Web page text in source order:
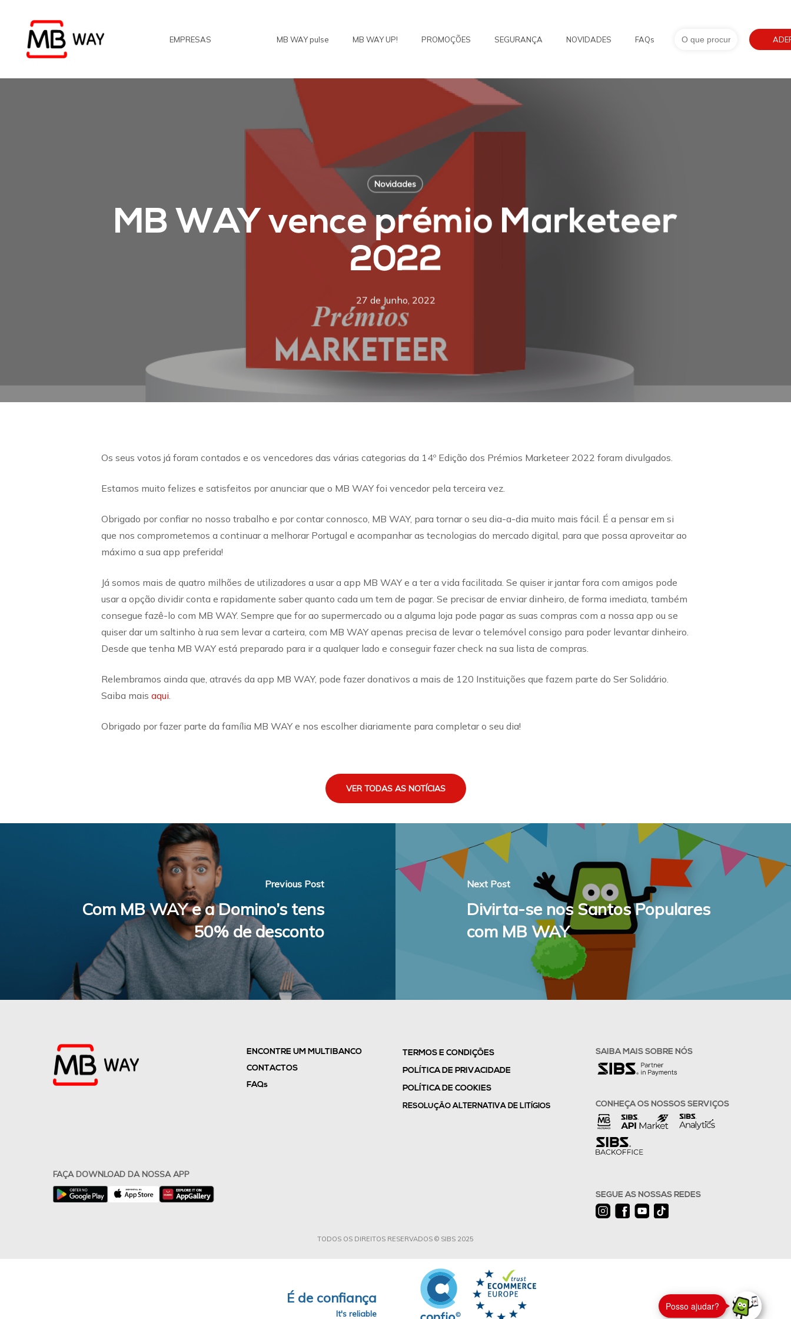
Fale connosco
Posso ajudar?
content
EMPRESAS MB WAY pulse MB WAY UP! PROMOÇÕES SEGURANÇA NOVIDADES FAQs
Novidades
MB WAY vence prémio Marketeer
2022
27 de Junho, 2022
Os seus votos já foram contados e os vencedores das várias categorias da 14º Edição dos Prémios Marketeer 2022 foram divulgados.
Estamos muito felizes e satisfeitos por anunciar que o MB WAY foi vencedor pela terceira vez.
Obrigado por confiar no nosso trabalho e por contar connosco, MB WAY, para tornar o seu dia-a-dia muito mais fácil. É a pensar em si
que nos comprometemos a continuar a melhorar Portugal e acompanhar as tecnologias do mercado digital, para que possa aproveitar ao
máximo a sua app preferida!
Já somos mais de quatro milhões de utilizadores a usar a app MB WAY e a ter a vida facilitada. Se quiser ir jantar fora com amigos pode
usar a opção dividir conta e rapidamente saber quanto cada um tem de pagar. Se precisar de enviar dinheiro, de forma imediata, também
consegue fazê-lo com MB WAY. Sempre que for ao supermercado ou a alguma loja pode pagar as suas compras com a nossa app ou se
quiser dar um saltinho à rua sem levar a carteira, com MB WAY apenas precisa de levar o telemóvel consigo para poder levantar dinheiro.
Desde que tenha MB WAY está preparado para ir a qualquer lado e conseguir fazer check na sua lista de compras.
Relembramos ainda que, através da app MB WAY, pode fazer donativos a mais de 120 Instituições que fazem parte do Ser Solidário.
Saiba mais aqui.
Obrigado por fazer parte da família MB WAY e nos escolher diariamente para completar o seu dia!
VER TODAS AS NOTÍCIAS
Previous Post
Com MB WAY e a Domino’s tens
50% de desconto
Next Post
Divirta-se nos Santos Populares
com MB WAY
FAÇA DOWNLOAD DA NOSSA APP
ENCONTRE UM MULTIBANCO
CONTACTOS
FAQs
TERMOS E CONDIÇÕES
POLÍTICA DE PRIVACIDADE
POLÍTICA DE COOKIES
RESOLUÇÃO ALTERNATIVA DE LITÍGIOS
SAIBA MAIS SOBRE NÓS
CONHEÇA OS NOSSOS SERVIÇOS
SEGUE AS NOSSAS REDES
TODOS OS DIREITOS RESERVADOS © SIBS 2025
É de confiança
It's reliable